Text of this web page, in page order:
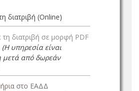
διατριβή (Online)
τη διατριβή σε μορφή PDF
(Η υπηρεσία είναι
μετά από δωρεάν
στο ΕΑΔΔ